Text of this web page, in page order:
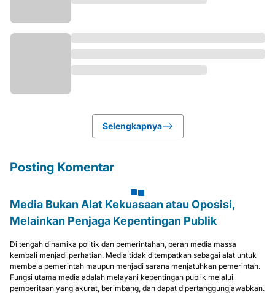
Selengkapnya
Posting Komentar
Media Bukan Alat Kekuasaan atau Oposisi,
Melainkan Penjaga Kepentingan Publik
Di tengah dinamika politik dan pemerintahan, peran media massa
kembali menjadi perhatian. Media tidak ditempatkan sebagai alat untuk
membela pemerintah maupun menjadi sarana menjatuhkan pemerintah.
Fungsi utama media adalah melayani kepentingan publik melalui
pemberitaan yang akurat, berimbang, dan dapat dipertanggungjawabkan.